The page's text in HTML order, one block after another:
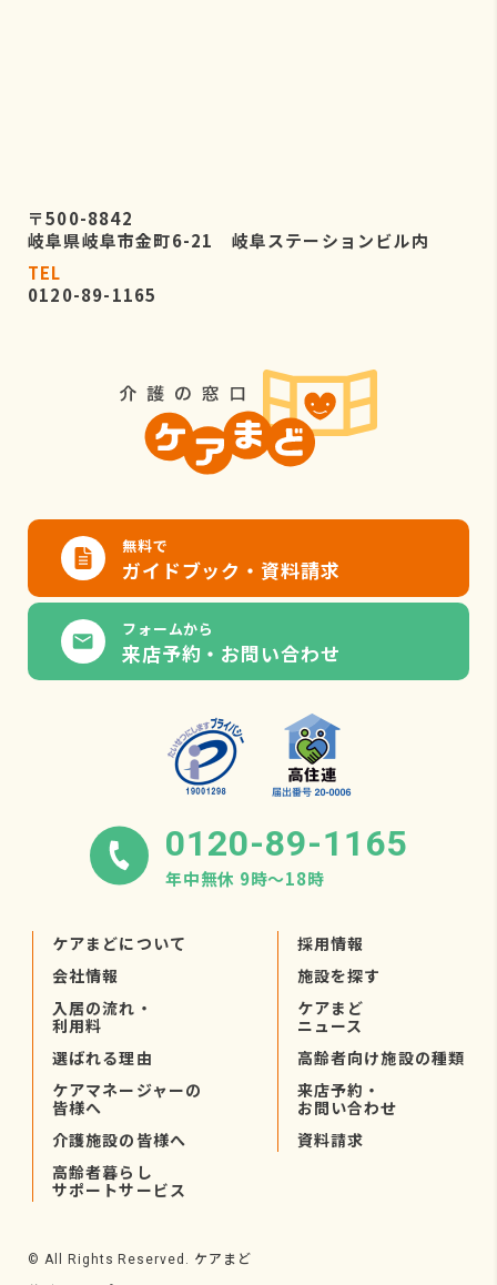
〒500-8842
岐阜県岐阜市金町6-21 岐阜ステーションビル内
TEL
0120-89-1165
無料で
ガイドブック・資料請求
フォームから
来店予約・お問い合わせ
0120-89-1165
年中無休 9時〜18時
ケアまどについて
会社情報
入居の流れ・
利用料
選ばれる理由
ケアマネージャーの
皆様へ
介護施設の皆様へ
高齢者暮らし
サポートサービス
採用情報
施設を探す
ケアまど
ニュース
高齢者向け施設の種類
来店予約・
お問い合わせ
資料請求
© All Rights Reserved. ケアまど